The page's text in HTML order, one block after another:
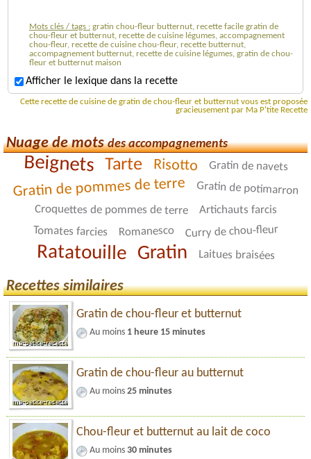
Mots clés / tags : gratin chou-fleur butternut, recette facile gratin de
chou-fleur et butternut, recette de cuisine légumes, accompagnement
chou-fleur, recette de cuisine chou-fleur, recette butternut,
accompagnement butternut, recette de cuisine légumes, gratin de chou-
fleur et butternut maison
Afficher le lexique dans la recette
Cette recette de cuisine de gratin de chou-fleur et butternut vous est proposée
gracieusement par Ma P'tite Recette
Nuage de motsdes accompagnements
Beignets Tarte Risotto Gratin de navets
Gratin de pommes de terre Gratin de potimarron
Croquettes de pommes de terre Artichauts farcis
Tomates farcies Romanesco Curry de chou-fleur
Ratatouille Gratin Laitues braisées
Recettes similaires
Gratin de chou-fleur et butternut
Au moins 1 heure 15 minutes
Gratin de chou-fleur au butternut
Au moins 25 minutes
Chou-fleur et butternut au lait de coco
Au moins 30 minutes